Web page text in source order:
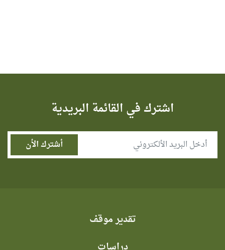
اشترك في القائمة البريدية
تقدير موقف